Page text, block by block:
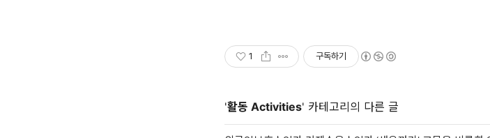
1 구독하기
'활동 Activities' 카테고리의 다른 글